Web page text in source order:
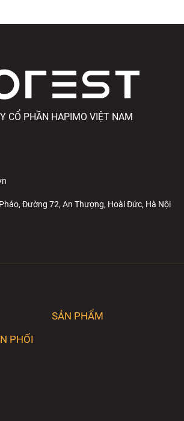
CỔ PHẦN HAPIMO VIỆT NAM
Đường 72, An Thượng, Hoài Đức, Hà Nội
SẢN PHẨM
PHỐI